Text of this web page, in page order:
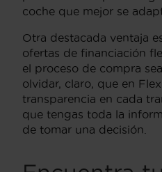
coche que mejor se
Otra destacada ventaja
ofertas de financiación
el proceso de compra
olvidar, claro, que en
transparencia en cada
que tengas toda la
de tomar una decisión.